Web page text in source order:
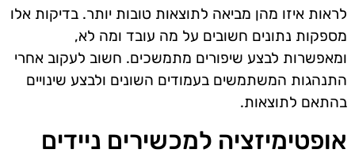
לראות איזו מהן מביאה לתוצאות טובות יותר. בדיקות אלו
מספקות נתונים חשובים על מה עובד ומה לא,
ומאפשרות לבצע שיפורים מתמשכים. חשוב לעקוב אחרי
התנהגות המשתמשים בעמודים השונים ולבצע שינויים
בהתאם לתוצאות.
אופטימיזציה למכשירים ניידים